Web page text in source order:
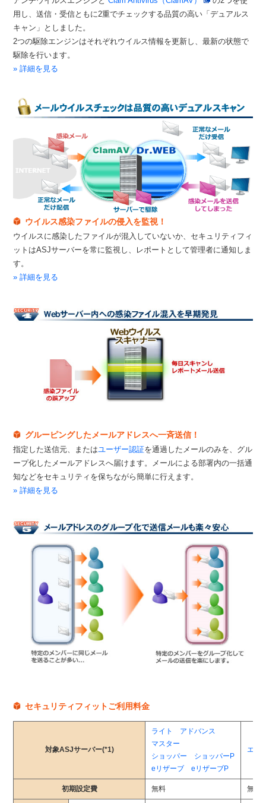
用し、送信・受信ともに2重でチェックする品質の高い「デュアルス
キャン」としました。
2つの駆除エンジンはそれぞれウイルス情報を更新し、最新の状態で
駆除を行います。
» 詳細を見る
ウイルス感染ファイルの侵入を監視！
ウイルスに感染したファイルが混入していないか、セキュリティフィ
ットはASJサーバーを常に監視し、レポートとして管理者に通知しま
す。
» 詳細を見る
グルーピングしたメールアドレスへ一斉送信！
指定した送信元、またはユーザー認証を通過したメールのみを、グル
ープ化したメールアドレスへ届けます。メールによる部署内の一括通
知などをセキュリティを保ちながら簡単に行えます。
» 詳細を見る
セキュリティフィットご利用料金
対象ASJサーバー(*1)
ライト
アドバンス
マスター
ショッパー
ショッパーP
eリザーブ
eリザーブP
エキ
初期設定費 無料 無料